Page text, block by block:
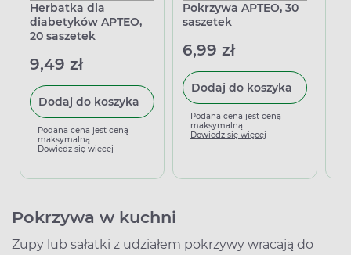
Herbatka dla
diabetyków APTEO,
20 saszetek
9,49 zł
Dodaj do koszyka
Podana cena jest ceną
maksymalną
Dowiedz się więcej
Pokrzywa APTEO, 30
saszetek
6,99 zł
Dodaj do koszyka
Podana cena jest ceną
maksymalną
Dowiedz się więcej
Pokrzywa w kuchni
Zupy lub sałatki z udziałem pokrzywy wracają do